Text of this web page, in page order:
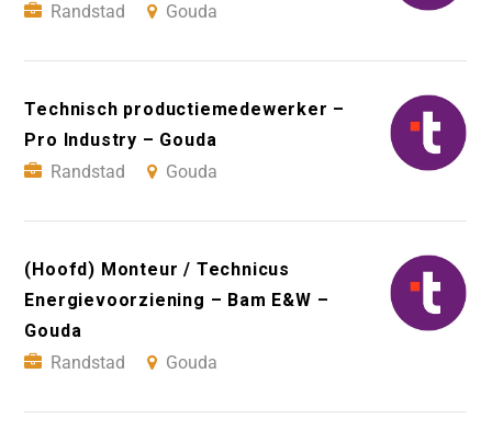
Randstad
Gouda
Technisch productiemedewerker –
Pro Industry – Gouda
Randstad
Gouda
(Hoofd) Monteur / Technicus
Energievoorziening – Bam E&W –
Gouda
Randstad
Gouda